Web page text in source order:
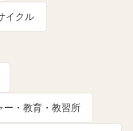
イクル
ー・教育・教習所